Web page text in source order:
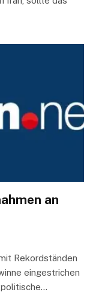
an
Rekordständen
eingestrichen